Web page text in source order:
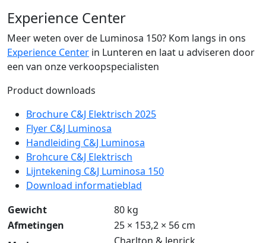
Experience Center
Meer weten over de Luminosa 150? Kom langs in ons
Experience Center in Lunteren en laat u adviseren door
een van onze verkoopspecialisten
Product downloads
Brochure C&J Elektrisch 2025
Flyer C&J Luminosa
Handleiding C&J Luminosa
Brohcure C&J Elektrisch
Lijntekening C&J Luminosa 150
Download informatieblad
Gewicht
80 kg
Afmetingen
25 × 153,2 × 56 cm